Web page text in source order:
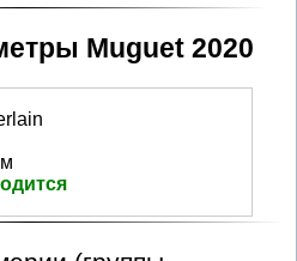
Muguet 2020